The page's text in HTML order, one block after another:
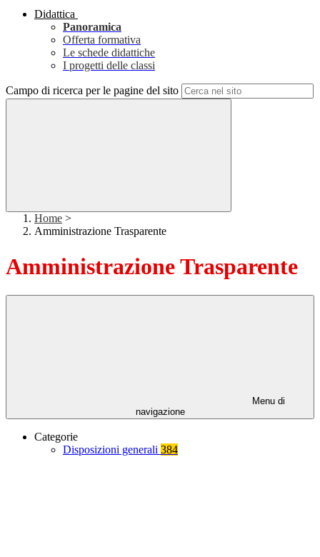
Didattica
Panoramica
Offerta formativa
Le schede didattiche
I progetti delle classi
Campo di ricerca per le pagine del sito
Home >
Amministrazione Trasparente
Amministrazione Trasparente
Menu di
navigazione
Categorie
Disposizioni generali 384